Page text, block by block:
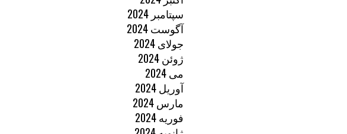
سپتامبر 2024
آگوست 2024
جولای 2024
ژوئن 2024
می 2024
آوریل 2024
مارس 2024
فوریه 2024